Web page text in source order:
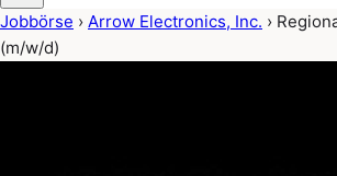
Jobbörse › Arrow Electronics, Inc. ›
(m/w/d)